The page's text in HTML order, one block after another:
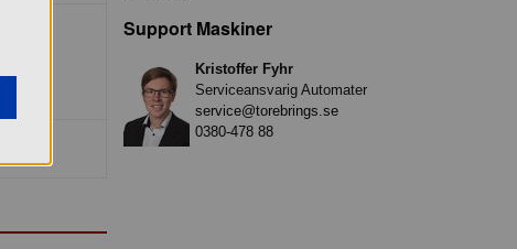
Support Maskiner
Kristoffer Fyhr
Serviceansvarig Automater
service@torebrings.se
0380-478 88